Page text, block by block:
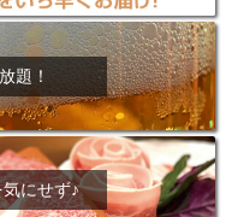
題！
にせず♪